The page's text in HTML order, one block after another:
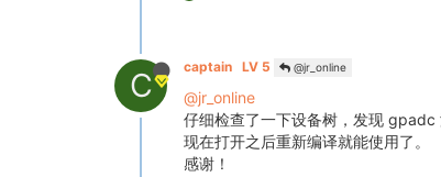
C captain LV 5 @jr_online
@jr_online
仔细检查了一下设备树，发现 gpadc
现在打开之后重新编译就能使用了。
感谢！